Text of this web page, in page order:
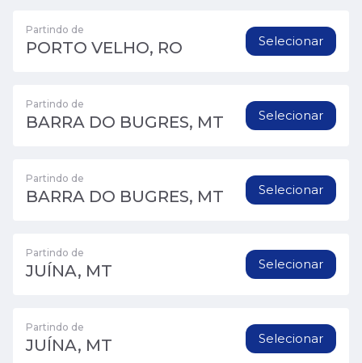
Partindo de
PORTO VELHO, RO Selecionar
Partindo de
BARRA DO BUGRES, MT Selecionar
Partindo de
BARRA DO BUGRES, MT Selecionar
Partindo de
JUÍNA, MT Selecionar
Partindo de
JUÍNA, MT Selecionar